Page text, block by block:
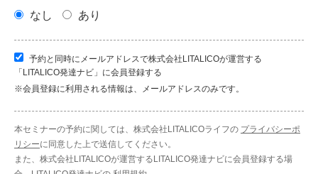
なし あり
予約と同時にメールアドレスで株式会社LITALICOが運営する
「LITALICO発達ナビ」に会員登録する
※会員登録に利用される情報は、メールアドレスのみです。
本セミナーの予約に関しては、株式会社LITALICOライフの プライバシーポ
リシーに同意した上で送信してください。
また、株式会社LITALICOが運営するLITALICO発達ナビに会員登録する場